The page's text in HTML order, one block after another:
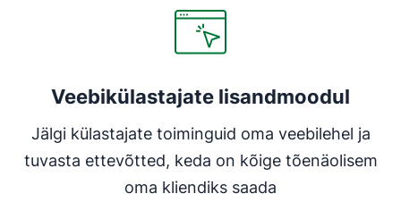
Veebikülastajate lisandmoodul
Jälgi külastajate toiminguid oma veebilehel ja
tuvasta ettevõtted, keda on kõige tõenäolisem
oma kliendiks saada